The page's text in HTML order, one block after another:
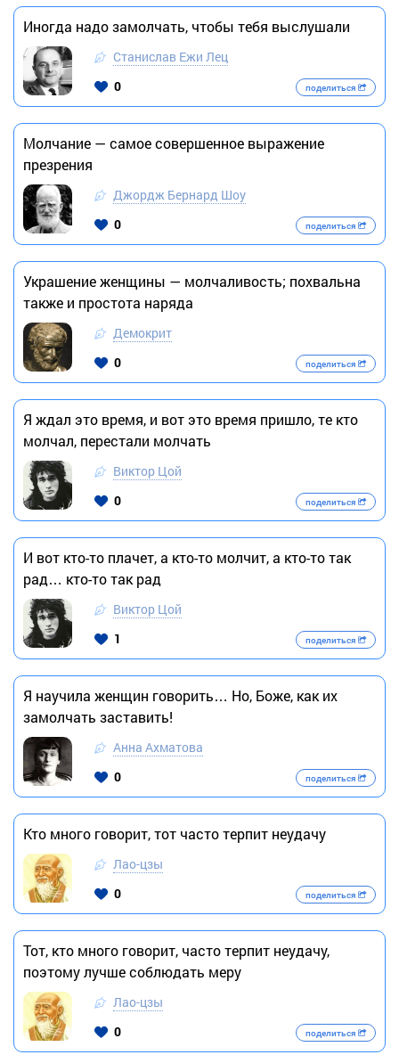
Иногда надо замолчать, чтобы тебя выслушали
Станислав Ежи Лец
0
поделиться
Молчание — самое совершенное выражение
презрения
Джордж Бернард Шоу
0
поделиться
Украшение женщины — молчаливость; похвальна
также и простота наряда
Демокрит
0
поделиться
Я ждал это время, и вот это время пришло, те кто
молчал, перестали молчать
Виктор Цой
0
поделиться
И вот кто-то плачет, а кто-то молчит, а кто-то так
рад… кто-то так рад
Виктор Цой
1
поделиться
Я научила женщин говорить… Но, Боже, как их
замолчать заставить!
Анна Ахматова
0
поделиться
Кто много говорит, тот часто терпит неудачу
Лао-цзы
0
поделиться
Тот, кто много говорит, часто терпит неудачу,
поэтому лучше соблюдать меру
Лао-цзы
0
поделиться